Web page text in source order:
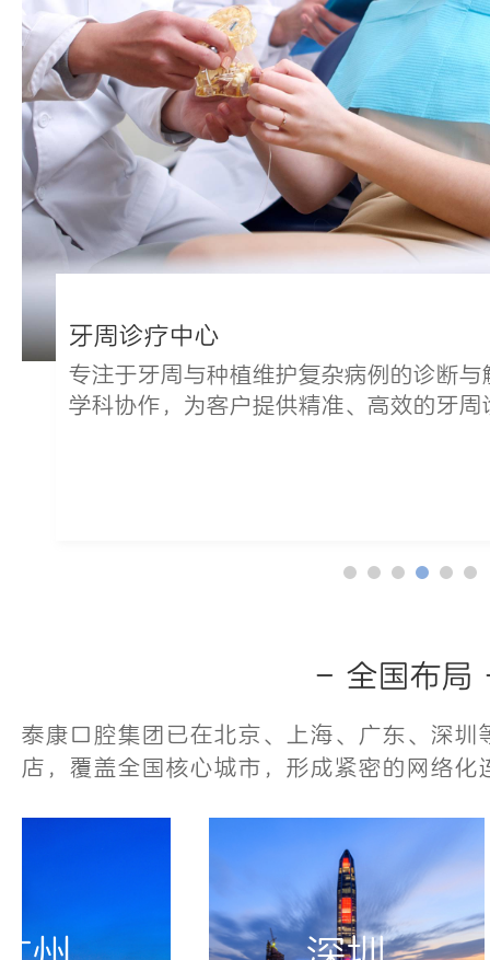
牙周诊疗中心
专注于牙周与种植维护复杂病例的诊断
学科协作，为客户提供精准、高效的牙
- 全国布
泰康口腔集团已在北京、上海、广东、深
店，覆盖全国核心城市，形成紧密的网络化